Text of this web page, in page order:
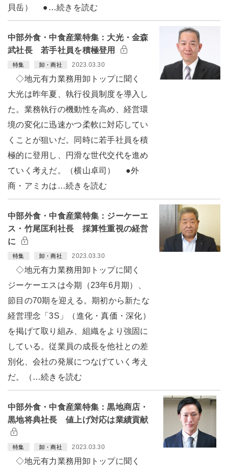
貝岳） ●…続きを読む
中部外食・中食産業特集：大光・金森
武社長 若手社員を積極登用
特集 卸・商社 2023.03.30
◇地元有力業務用卸トップに聞く
大光は昨年夏、執行役員制度を導入し
た。業務執行の機動性を高め、経営環
境の変化に迅速かつ柔軟に対応してい
くことが狙いだ。同時に若手社員を積
極的に登用し、円滑な世代交代を進め
ていく考えだ。（横山卓司） ●外
商・アミカは…続きを読む
中部外食・中食産業特集：ジーケーエ
ス・竹尾匡利社長 採算性重視の経営
に
特集 卸・商社 2023.03.30
◇地元有力業務用卸トップに聞く
ジーケーエスは今期（23年6月期）、
節目の70期を迎える。期初から新たな
経営理念「3S」（進化・真価・深化）
を掲げて取り組み、組織をより強固に
している。従業員の成長を他社との差
別化、会社の発展につなげていく考え
だ。（…続きを読む
中部外食・中食産業特集：黒地商店・
黒地将典社長 値上げ対応は業績貢献
特集 卸・商社 2023.03.30
◇地元有力業務用卸トップに聞く